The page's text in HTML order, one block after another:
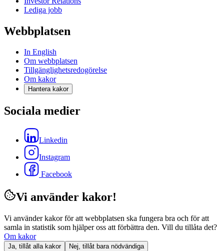
Lediga jobb
Webbplatsen
In English
Om webbplatsen
Tillgänglighetsredogörelse
Om kakor
Hantera kakor
Sociala medier
Linkedin
Instagram
Facebook
Vi använder kakor!
Vi använder kakor för att webbplatsen ska fungera bra och för att
samla in statistik som hjälper oss att förbättra den. Vill du tillåta det?
Om kakor
Ja, tillåt alla kakor Nej, tillåt bara nödvändiga